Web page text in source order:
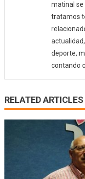
matinal se
tratamos
deporte,
contando
RELATED ARTICLES